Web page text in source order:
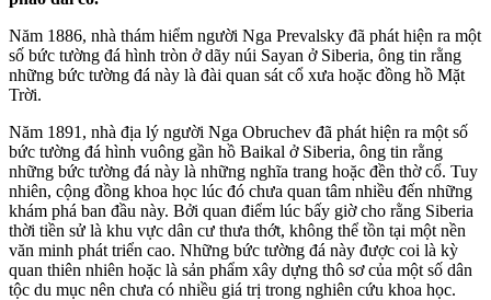
Năm 1886, nhà thám hiểm người Nga Prevalsky đã phát hiện ra một
số bức tường đá hình tròn ở dãy núi Sayan ở Siberia, ông tin rằng
những bức tường đá này là đài quan sát cổ xưa hoặc đồng hồ Mặt
Trời.
Năm 1891, nhà địa lý người Nga Obruchev đã phát hiện ra một số
bức tường đá hình vuông gần hồ Baikal ở Siberia, ông tin rằng
những bức tường đá này là những nghĩa trang hoặc đền thờ cổ. Tuy
nhiên, cộng đồng khoa học lúc đó chưa quan tâm nhiều đến những
khám phá ban đầu này. Bởi quan điểm lúc bấy giờ cho rằng Siberia
thời tiền sử là khu vực dân cư thưa thớt, không thể tồn tại một nền
văn minh phát triển cao. Những bức tường đá này được coi là kỳ
quan thiên nhiên hoặc là sản phẩm xây dựng thô sơ của một số dân
tộc du mục nên chưa có nhiều giá trị trong nghiên cứu khoa học.